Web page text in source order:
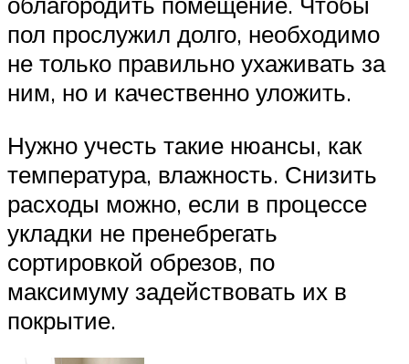
пол прослужил долго, необходимо
не только правильно ухаживать за
ним, но и качественно уложить.
Нужно учесть такие нюансы, как
температура, влажность. Снизить
расходы можно, если в процессе
укладки не пренебрегать
сортировкой обрезов, по
максимуму задействовать их в
покрытие.